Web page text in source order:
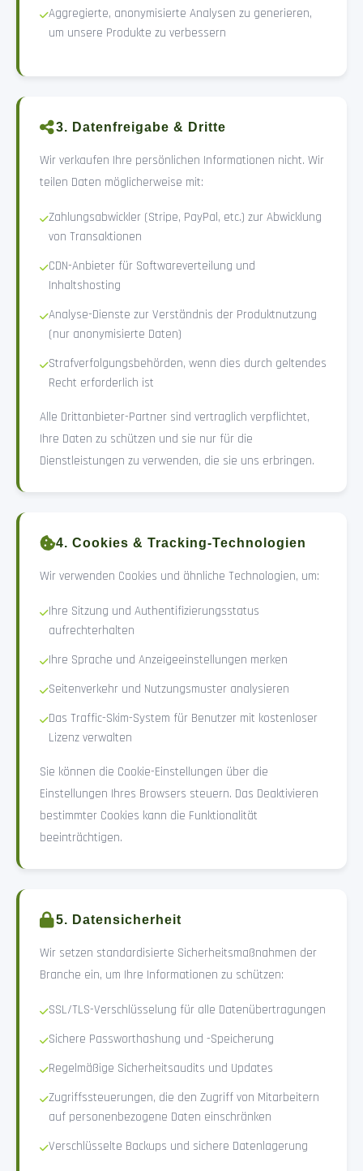
Aggregierte, anonymisierte Analysen zu generieren,
um unsere Produkte zu verbessern
3. Datenfreigabe & Dritte
Wir verkaufen Ihre persönlichen Informationen nicht. Wir
teilen Daten möglicherweise mit:
Zahlungsabwickler (Stripe, PayPal, etc.) zur Abwicklung
von Transaktionen
CDN-Anbieter für Softwareverteilung und
Inhaltshosting
Analyse-Dienste zur Verständnis der Produktnutzung
(nur anonymisierte Daten)
Strafverfolgungsbehörden, wenn dies durch geltendes
Recht erforderlich ist
Alle Drittanbieter-Partner sind vertraglich verpflichtet,
Ihre Daten zu schützen und sie nur für die
Dienstleistungen zu verwenden, die sie uns erbringen.
4. Cookies & Tracking-Technologien
Wir verwenden Cookies und ähnliche Technologien, um:
Ihre Sitzung und Authentifizierungsstatus
aufrechterhalten
Ihre Sprache und Anzeigeeinstellungen merken
Seitenverkehr und Nutzungsmuster analysieren
Das Traffic-Skim-System für Benutzer mit kostenloser
Lizenz verwalten
Sie können die Cookie-Einstellungen über die
Einstellungen Ihres Browsers steuern. Das Deaktivieren
bestimmter Cookies kann die Funktionalität
beeinträchtigen.
5. Datensicherheit
Wir setzen standardisierte Sicherheitsmaßnahmen der
Branche ein, um Ihre Informationen zu schützen:
SSL/TLS-Verschlüsselung für alle Datenübertragungen
Sichere Passworthashung und -Speicherung
Regelmäßige Sicherheitsaudits und Updates
Zugriffssteuerungen, die den Zugriff von Mitarbeitern
auf personenbezogene Daten einschränken
Verschlüsselte Backups und sichere Datenlagerung